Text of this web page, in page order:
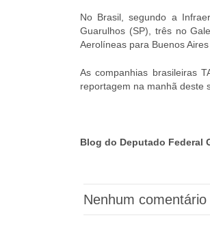
No Brasil, segundo a
Guarulhos (SP), três no
Aerolíneas para Buenos
As companhias brasileiras
reportagem na manhã deste
Blog do Deputado Federal
Nenhum comentário